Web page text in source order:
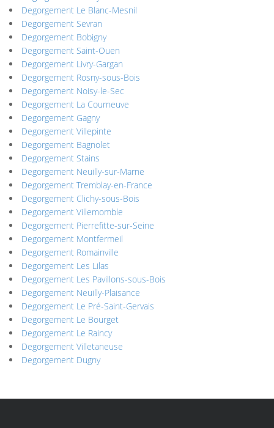
Degorgement Le Blanc-Mesnil
Degorgement Sevran
Degorgement Bobigny
Degorgement Saint-Ouen
Degorgement Livry-Gargan
Degorgement Rosny-sous-Bois
Degorgement Noisy-le-Sec
Degorgement La Courneuve
Degorgement Gagny
Degorgement Villepinte
Degorgement Bagnolet
Degorgement Stains
Degorgement Neuilly-sur-Marne
Degorgement Tremblay-en-France
Degorgement Clichy-sous-Bois
Degorgement Villemomble
Degorgement Pierrefitte-sur-Seine
Degorgement Montfermeil
Degorgement Romainville
Degorgement Les Lilas
Degorgement Les Pavillons-sous-Bois
Degorgement Neuilly-Plaisance
Degorgement Le Pré-Saint-Gervais
Degorgement Le Bourget
Degorgement Le Raincy
Degorgement Villetaneuse
Degorgement Dugny